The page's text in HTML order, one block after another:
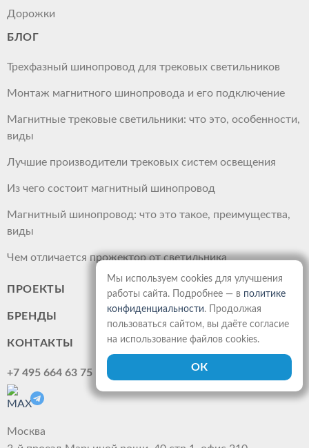
Дорожки
БЛОГ
Трехфазный шинопровод для трековых светильников
Монтаж магнитного шинопровода и его подключение
Магнитные трековые светильники: что это, особенности,
виды
Лучшие производители трековых систем освещения
Из чего состоит магнитный шинопровод
Магнитный шинопровод: что это такое, преимущества,
виды
Чем отличается прожектор от светильника
ПРОЕКТЫ
БРЕНДЫ
КОНТАКТЫ
+7 495 664 63 75
Москва
Мы используем cookies для улучшения
работы сайта. Подробнее — в политике
конфиденциальности. Продолжая
пользоваться сайтом, вы даёте согласие
на использование файлов cookies.